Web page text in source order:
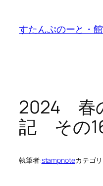
すたんぷのーと・
2024 春
記 その
執筆者:stampnoteカテゴ